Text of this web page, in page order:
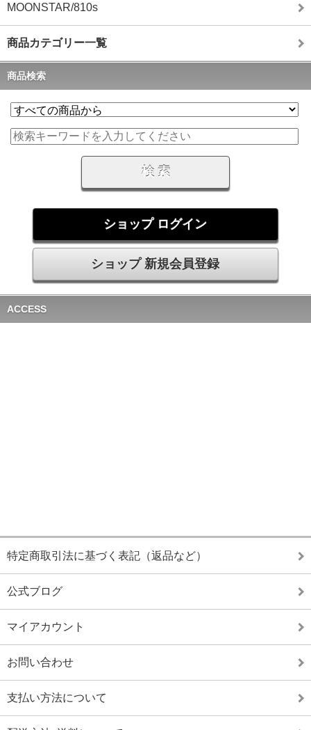
MOONSTAR/810s
商品カテゴリー一覧
商品検索
ショップ ログイン
ショップ 新規会員登録
ACCESS
特定商取引法に基づく表記（返品など）
公式ブログ
マイアカウント
お問い合わせ
支払い方法について